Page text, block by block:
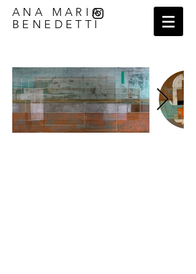
ANA MARIA
BENEDETTI​